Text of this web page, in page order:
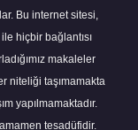
Bu internet sitesi,
hiçbir bağlantısı
makaleler
niteliği taşımamakta
yapılmamaktadır.
tesadüfidir.